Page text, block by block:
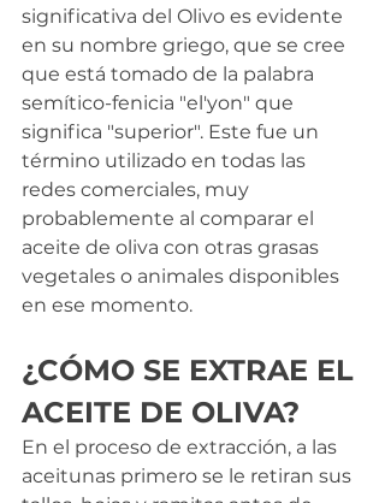
significativa del Olivo es evidente
en su nombre griego, que se cree
que está tomado de la palabra
semítico-fenicia "el'yon" que
significa "superior". Este fue un
término utilizado en todas las
redes comerciales, muy
probablemente al comparar el
aceite de oliva con otras grasas
vegetales o animales disponibles
en ese momento.
¿CÓMO SE EXTRAE EL
ACEITE DE OLIVA?
En el proceso de extracción, a las
aceitunas primero se le retiran sus